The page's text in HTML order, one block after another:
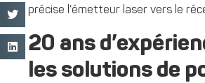
précise l’émetteur laser vers le
20 ans
les solutions de